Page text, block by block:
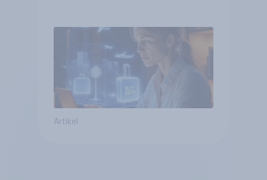
bereits genutzt werden
Artikel